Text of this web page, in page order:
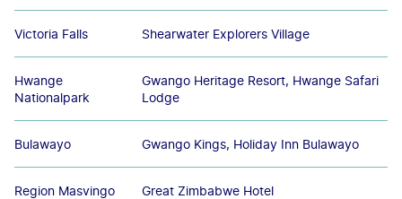
Victoria Falls Shearwater Explorers Village
Hwange
Nationalpark
Gwango Heritage Resort, Hwange Safari
Lodge
Bulawayo Gwango Kings, Holiday Inn Bulawayo
Region Masvingo Great Zimbabwe Hotel